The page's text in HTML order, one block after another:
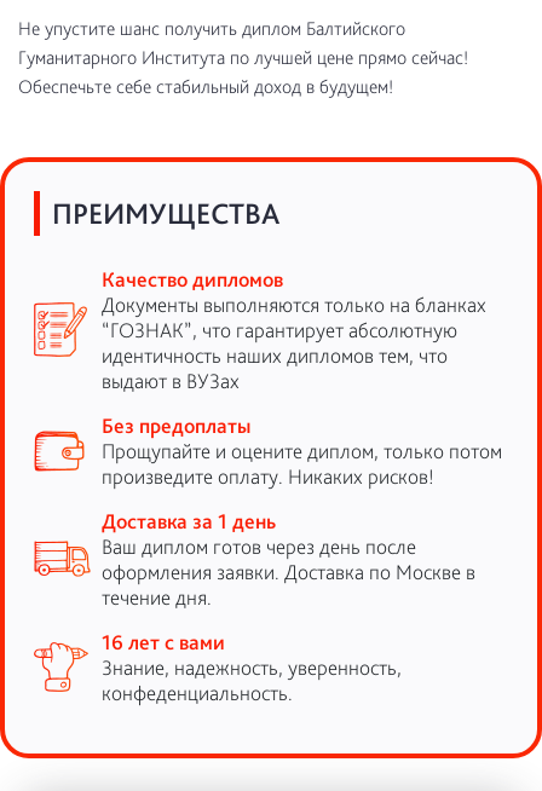
Не упустите шанс получить диплом Балтийского
Гуманитарного Института по лучшей цене прямо сейчас!
Обеспечьте себе стабильный доход в будущем!
ПРЕИМУЩЕСТВА
Качество дипломов
Документы выполняются только на бланках
“ГОЗНАК”, что гарантирует абсолютную
идентичность наших дипломов тем, что
выдают в ВУЗах
Без предоплаты
Прощупайте и оцените диплом, только потом
произведите оплату. Никаких рисков!
Доставка за 1 день
Ваш диплом готов через день после
оформления заявки. Доставка по Москве в
течение дня.
16 лет с вами
Знание, надежность, уверенность,
конфеденциальность.